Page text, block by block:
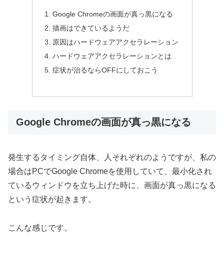
Google Chromeの画面が真っ黒になる
描画はできているようだ
原因はハードウェアアクセラレーション
ハードウェアアクセラレーションとは
症状が治るならOFFにしておこう
Google Chromeの画面が真っ黒になる
発生するタイミング自体、人それぞれのようですが、私の
場合はPCでGoogle Chromeを使用していて、最小化され
ているウィンドウを立ち上げた時に、画面が真っ黒になる
という症状が起きます。
こんな感じです。